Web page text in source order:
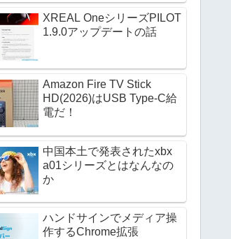
XREAL OneシリーズPILOT
1.9.0アップデートの話
Amazon Fire TV Stick
HD(2026)はUSB Type-C給
電だ！
中国本土で発表されたxbx
a01シリーズとはなんなの
か
ハンドサインでメディア操
作するChrome拡張